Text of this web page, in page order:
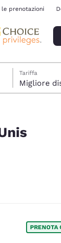
le prenotazioni
Tariffa
Migliore
PRENOTA